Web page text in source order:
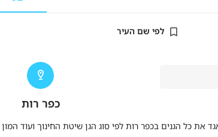
לפי שם העיר
כפר רות
את כל הגנים בכפר רות לפי סוג הגן שיטת החינוך ועוד